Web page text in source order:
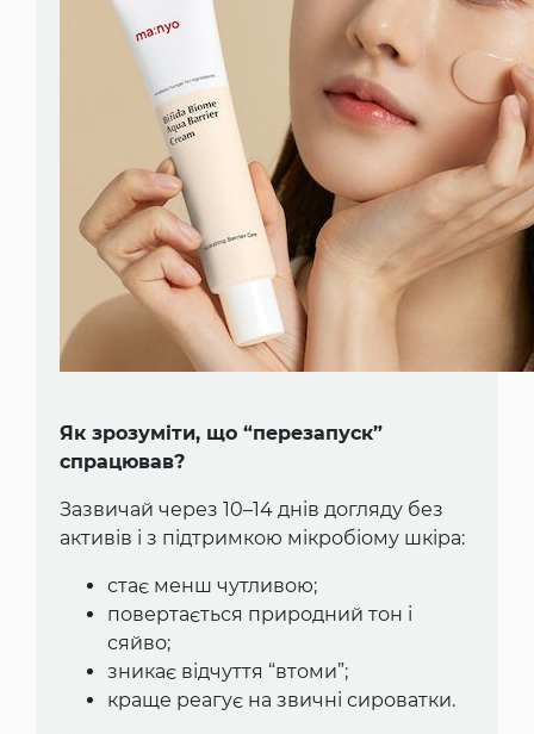
Як зрозуміти, що “перезапуск”
спрацював?
Зазвичай через 10–14 днів догляду без
активів і з підтримкою мікробіому шкіра:
стає менш чутливою;
повертається природний тон і
сяйво;
зникає відчуття “втоми”;
краще реагує на звичні сироватки.